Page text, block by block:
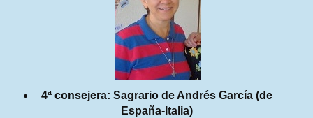
4ª consejera: Sagrario de Andrés García (de
España-Italia)